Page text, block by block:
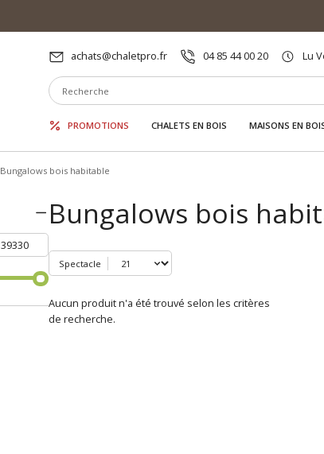
achats@chaletpro.fr 04 85 44 00 20 Lu
PROMOTIONS CHALETS EN BOIS MAISONS EN
Bungalows bois habitable
Bungalows bois
Spectacle
Aucun produit n'a été trouvé selon les critères
de recherche.